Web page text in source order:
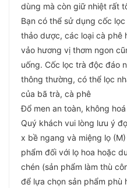
dùng mà còn giữ nhiệt rất
Bạn có thể sử dụng cốc
thảo dược, các loại cà phê
vảo hương vị thơm ngon
uống. Cốc lọc trà độc đáo
thông thường, có thể lọc
của bã trà, cà phê
Đổ men an toàn, không
Quý khách vui lòng lưu ý
x bề ngang và miệng lọ
phẩm đối với lọ hoa hoặc
chén (sản phẩm làm thù
để lựa chọn sản phẩm phù